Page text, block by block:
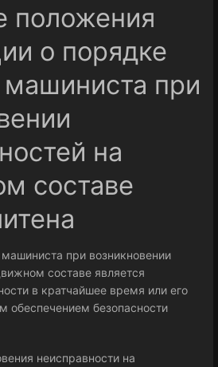
положения
о порядке
при
на
составе
при возникновении
составе является
в кратчайшее время или его
обеспечением безопасности
неисправности на